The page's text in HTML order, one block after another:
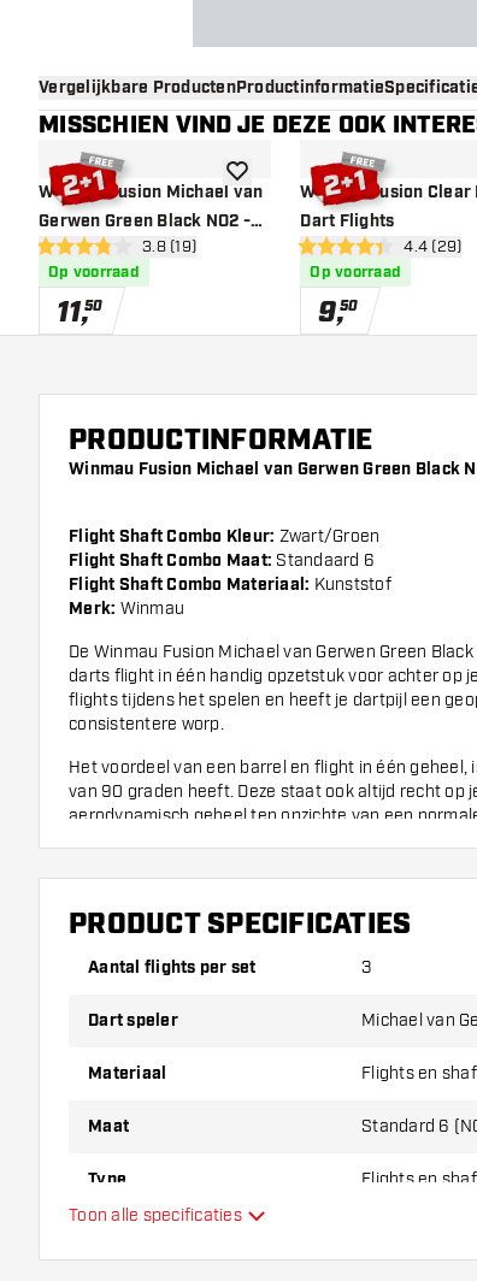
Vergelijkbare ProductenProductinformatie
MISSCHIEN VIND JE DEZE OOK
Winmau Fusion Michael van
Gerwen Green Black NO2 -
Dart Flights open reviews drawer
3.8 score sterren3.8 (19)
Op voorraad
11,50
toevoegen aan verlanglijst
Winmau Fusion Clear
Dart Flights
open
4.4 score sterren4.4 (29)
Op voorraad
9,50
PRODUCTINFORMATIE
Winmau Fusion Michael van Gerwen Green Black
Flight Shaft Combo Kleur: Zwart/Groen
Flight Shaft Combo Maat: Standaard 6
Flight Shaft Combo Materiaal: Kunststof
Merk: Winmau
De Winmau Fusion Michael van Gerwen Green
darts flight in één handig opzetstuk voor achter op
flights tijdens het spelen en heeft je dartpijl een
consistentere worp.
Het voordeel van een barrel en flight in één
van 90 graden heeft. Deze staat ook altijd recht op
aerodynamisch geheel ten opzichte van een
makkelijk als een dart shaft in de barrel van je
Flight Shaft Combo Afmetingen:
Short
Medium
mm
PRODUCT SPECIFICATIES
Aantal flights per set 3
Dart speler Michael van
Materiaal Flights en
Maat Standard 6
Type Flights en
Toon alle specificaties